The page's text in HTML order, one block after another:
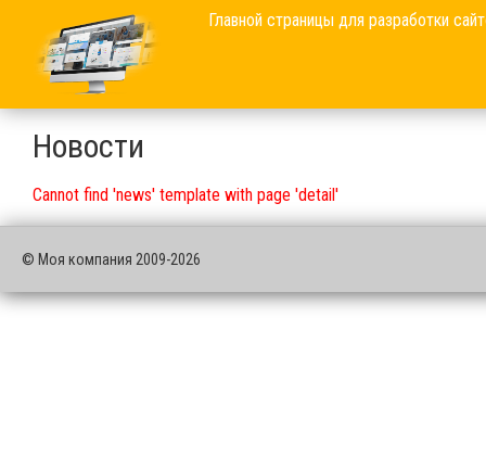
Главной страницы для разработки
Новости
Cannot find 'news' template with page 'detail'
© Моя компания 2009-2026